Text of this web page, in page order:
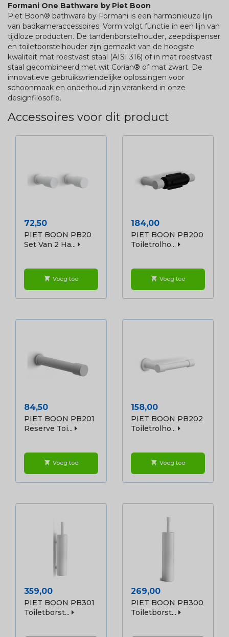
Formani One Bathware by Piet Boon
Piet Boon® bathware by Formani is een harmonieuze lijn
van badkameraccessoires. Vorm volgt functie in een lijn van
tijdloze producten. De tandenborstelhouder, zeepdispenser
en toiletborstelhouder zijn gemaakt van de hoogste
kwaliteit mat roestvast staal (AISI 316) of in mat roestvast
staal gecombineerd met wit Corian® of mat zwart. De
innovatieve gebruiksvriendelijke oplossingen voor
schoonmaak en onderhoud zijn verankerd in onze
designfilosofie.
Accessoires voor dit product
Prijs
72,50
PIET BOON PB20
Set Van 2 Ha...
shopping_cart Voeg toe
Prijs
184,00
PIET BOON PB200
Toiletrolho...
shopping_cart Voeg toe
Prijs
84,50
PIET BOON PB201
Reserve Toi...
shopping_cart Voeg toe
Prijs
158,00
PIET BOON PB202
Toiletrolho...
shopping_cart Voeg toe
Prijs
359,00
PIET BOON PB301
Toiletborst...
Prijs
269,00
PIET BOON PB300
Toiletborst...